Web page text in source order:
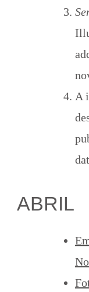
A
ABRIL